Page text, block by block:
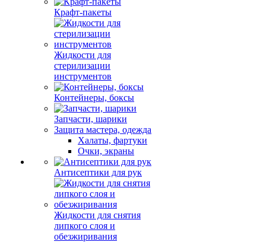
Крафт-пакеты
Жидкости для
стерилизации
инструментов
Контейнеры, боксы
Запчасти, шарики
Защита мастера, одежда
Халаты, фартуки
Очки, экраны
Антисептики для рук
Жидкости для снятия
липкого слоя и
обезжиривания